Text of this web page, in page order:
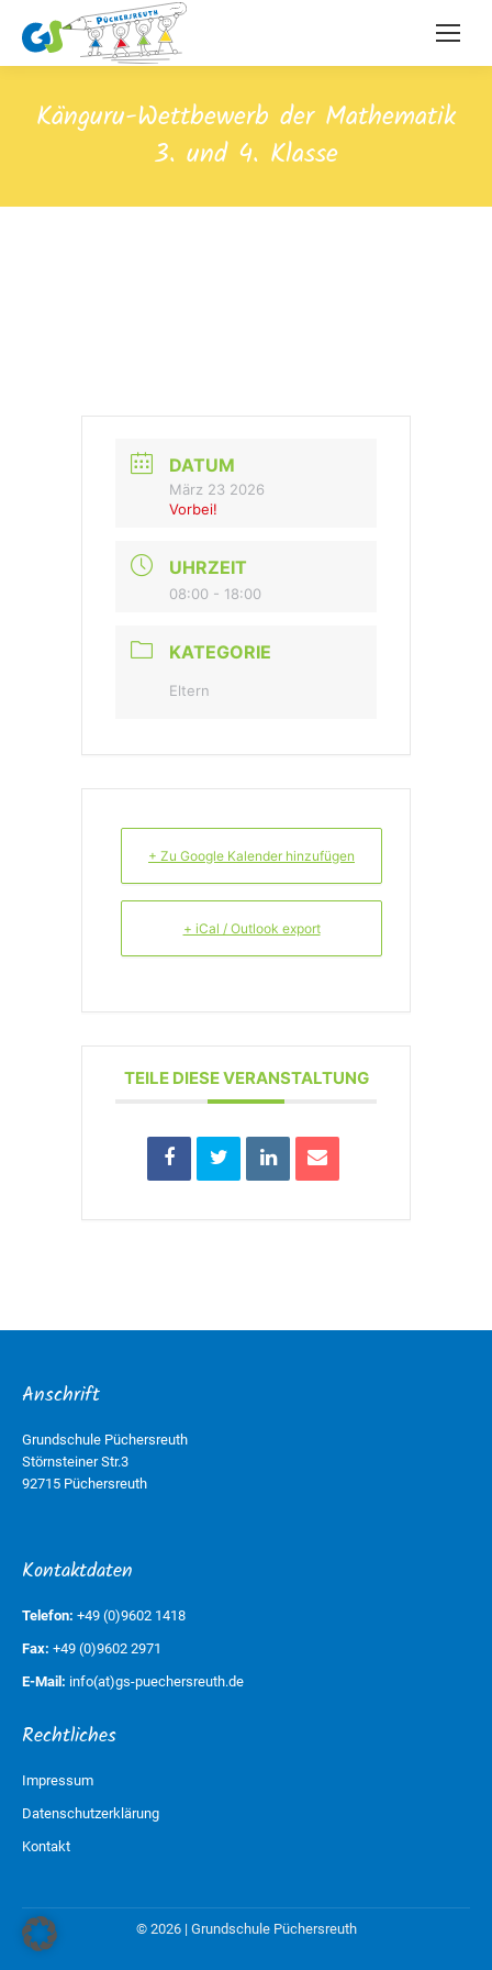
Känguru-Wettbewerb der Mathematik
3. und 4. Klasse
DATUM
März 23 2026
Vorbei!
UHRZEIT
08:00 - 18:00
KATEGORIE
Eltern
+ Zu Google Kalender hinzufügen
+ iCal / Outlook export
TEILE DIESE VERANSTALTUNG
Anschrift
Grundschule Püchersreuth
Störnsteiner Str.3
92715 Püchersreuth
Kontaktdaten
Telefon: +49 (0)9602 1418
Fax: +49 (0)9602 2971
E-Mail: info(at)gs-puechersreuth.de
Rechtliches
Impressum
Datenschutzerklärung
Kontakt
© 2026 | Grundschule Püchersreuth